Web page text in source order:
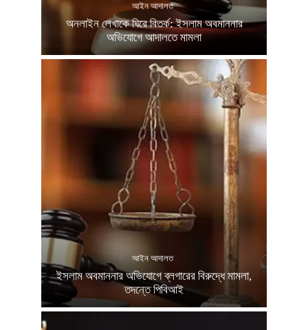
আইন আদালত
অনলাইন লেখাকে ঘিরে বিতর্ক: ইসলাম অবমাননার
অভিযোগে আদালতে মামলা
আইন আদালত
ইসলাম অবমাননার অভিযোগে ব্লগারের বিরুদ্ধে মামলা,
তদন্তে পিবিআই